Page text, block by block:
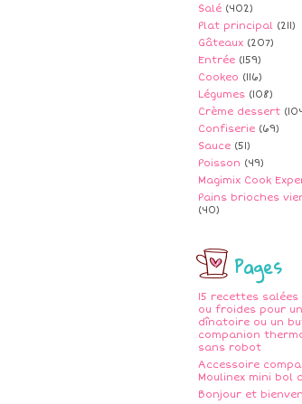
Salé (402)
Plat principal (211)
Gâteaux (207)
Entrée (159)
Cookeo (116)
Légumes (108)
Crème dessert
Confiserie (69)
Sauce (51)
Poisson (49)
Magimix Cook
Pains brioches
(40)
Pages
15 recettes salées
ou froides pour
dînatoire ou un
companion
sans robot
Accessoire
Moulinex mini bol
Bonjour et